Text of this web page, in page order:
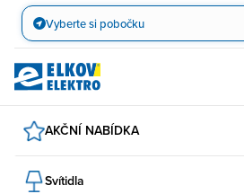
Přejít
obsah
Vyberte si pobočku
AKČNÍ NABÍDKA
Svítidla